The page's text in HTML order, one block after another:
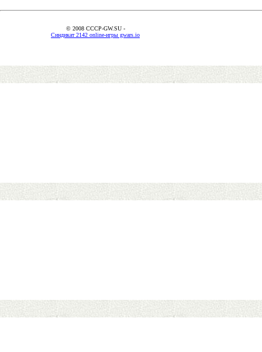
© 2008 CCCP-GW.SU -
Синдикат 2142 online-игры gwars.io